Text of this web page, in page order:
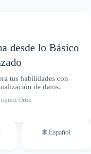
desde lo Básico
tus habilidades con
de datos.
Ortiz
🌐 Español